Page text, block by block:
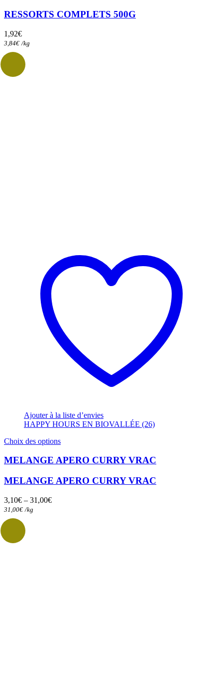
RESSORTS COMPLETS 500G
1,92€
3,84€ /kg
Ajouter à la liste d’envies
HAPPY HOURS EN BIOVALLÉE (26)
Choix des optionsCe
a
variations.
Les
MELANGE APERO CURRY VRAC
MELANGE APERO CURRY VRAC
3,10€ – 31,00€
31,00€ /kg